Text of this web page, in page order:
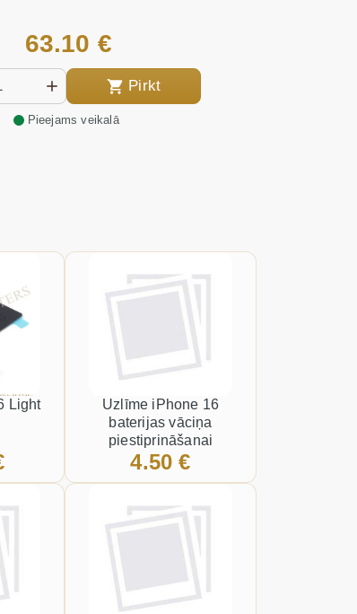
63.10 €
Pirkt
Pieejams veikalā
Light
Uzlīme iPhone 16
baterijas vāciņa
piestiprināšanai
4.50 €